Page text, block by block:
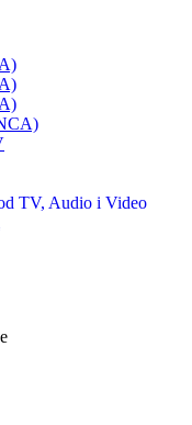
TV, Audio i Video